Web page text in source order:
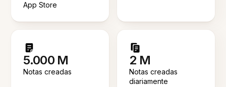
App Store
5.000 M
Notas creadas
2 M
Notas creadas
diariamente